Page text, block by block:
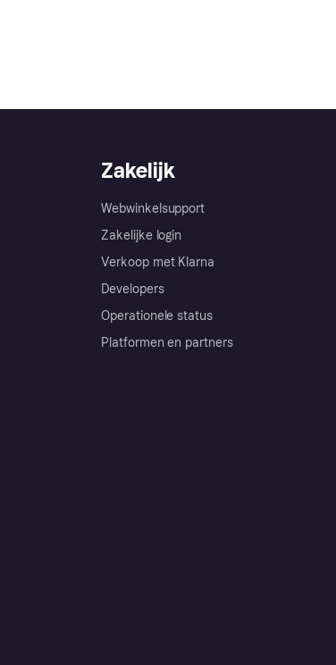
Zakelijk
Webwinkelsupport
Zakelijke login
Verkoop met Klarna
Developers
Operationele status
Platformen en partners